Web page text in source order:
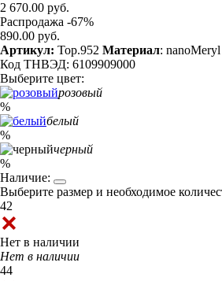
2 670.00 руб.
Распродажа -67%
890.00 руб.
Артикул: Top.952 Материал:
Код ТНВЭД: 6109909000
Выберите цвет:
розовый
%
белый
%
черный
%
Наличие:
Выберите размер и необходимое
42
Нет в наличии
Нет в наличии
44